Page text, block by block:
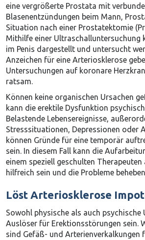
eine vergrößerte Prostata mit
Blasenentzündungen beim Mann,
Situation nach einer Prostatektomie
Mithilfe einer Ultraschalluntersuchung
im Penis dargestellt und untersucht
Anzeichen für eine Arteriosklerose
Untersuchungen auf koronare
ratsam.
Können keine organischen Ursachen
kann die erektile Dysfunktion
Belastende Lebensereignisse,
Stresssituationen, Depressionen oder
können Gründe für eine temporär
sein. In diesem Fall kann die
einem speziell geschulten
hilfreich sein und die Probleme
Löst Arteriosklerose
Sowohl physische als auch psychische
Auslöser für Erektionsstörungen sein.
sind Gefäß- und Arterienverkalkungen